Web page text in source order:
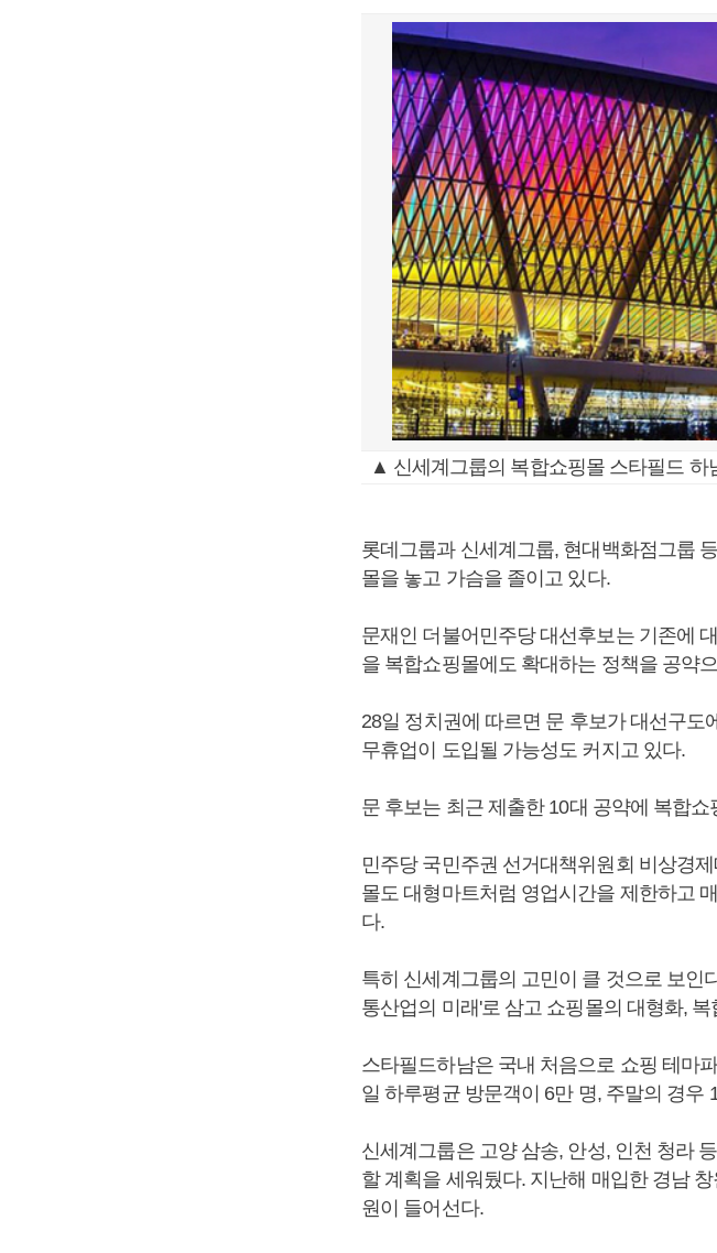
▲ 신세계그룹의 복합쇼핑몰 스타필드 하
롯데그룹과 신세계그룹, 현대백화점그룹
몰을 놓고 가슴을 졸이고 있다.
문재인 더불어민주당 대선후보는 기존에
을 복합쇼핑몰에도 확대하는 정책을 공약
28일 정치권에 따르면 문 후보가 대선구도
무휴업이 도입될 가능성도 커지고 있다.
문 후보는 최근 제출한 10대 공약에 복합
민주당 국민주권 선거대책위원회 비상경
몰도 대형마트처럼 영업시간을 제한하고
다.
특히 신세계그룹의 고민이 클 것으로 보인
통산업의 미래'로 삼고 쇼핑몰의 대형화,
스타필드하남은 국내 처음으로 쇼핑 테마
일 하루평균 방문객이 6만 명, 주말의 경우
신세계그룹은 고양 삼송, 안성, 인천 청라
할 계획을 세워뒀다. 지난해 매입한 경남
원이 들어선다.